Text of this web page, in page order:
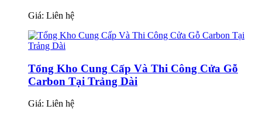
Giá: Liên hệ
Tổng Kho Cung Cấp Và Thi Công Cửa Gỗ
Carbon Tại Trảng Dài
Giá: Liên hệ